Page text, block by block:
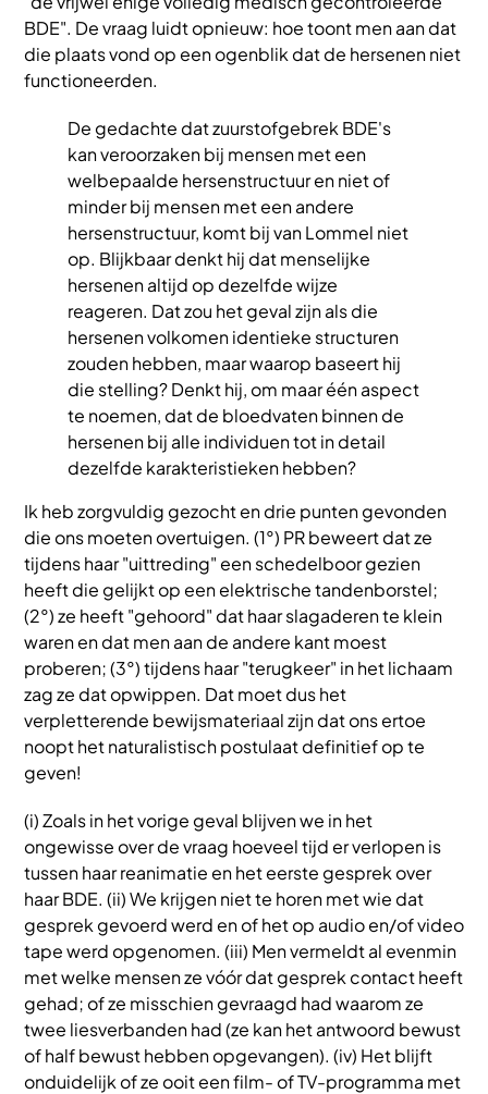
BDE". De vraag luidt opnieuw: hoe toont men aan dat
die plaats vond op een ogenblik dat de hersenen niet
functioneerden.
De gedachte dat zuurstofgebrek BDE's
kan veroorzaken bij mensen met een
welbepaalde hersenstructuur en niet of
minder bij mensen met een andere
hersenstructuur, komt bij van Lommel niet
op. Blijkbaar denkt hij dat menselijke
hersenen altijd op dezelfde wijze
reageren. Dat zou het geval zijn als die
hersenen volkomen identieke structuren
zouden hebben, maar waarop baseert hij
die stelling? Denkt hij, om maar één aspect
te noemen, dat de bloedvaten binnen de
hersenen bij alle individuen tot in detail
dezelfde karakteristieken hebben?
Ik heb zorgvuldig gezocht en drie punten gevonden
die ons moeten overtuigen. (1°) PR beweert dat ze
tijdens haar "uittreding" een schedelboor gezien
heeft die gelijkt op een elektrische tandenborstel;
(2°) ze heeft "gehoord" dat haar slagaderen te klein
waren en dat men aan de andere kant moest
proberen; (3°) tijdens haar "terugkeer" in het lichaam
zag ze dat opwippen. Dat moet dus het
verpletterende bewijsmateriaal zijn dat ons ertoe
noopt het naturalistisch postulaat definitief op te
geven!
(i) Zoals in het vorige geval blijven we in het
ongewisse over de vraag hoeveel tijd er verlopen is
tussen haar reanimatie en het eerste gesprek over
haar BDE. (ii) We krijgen niet te horen met wie dat
gesprek gevoerd werd en of het op audio en/of video
tape werd opgenomen. (iii) Men vermeldt al evenmin
met welke mensen ze vóór dat gesprek contact heeft
gehad; of ze misschien gevraagd had waarom ze
twee liesverbanden had (ze kan het antwoord bewust
of half bewust hebben opgevangen). (iv) Het blijft
onduidelijk of ze ooit een film- of TV-programma met